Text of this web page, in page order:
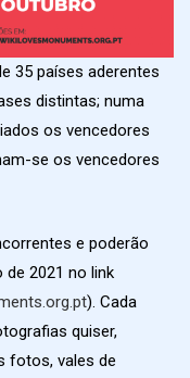
35 países aderentes
distintas; numa
os vencedores
se os vencedores
e poderão
de 2021 no link
). Cada
quiser,
fotos, vales de